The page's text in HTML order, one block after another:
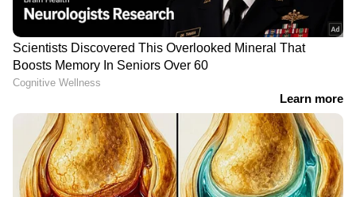
LATEST VIDEOS
ജലനിരപ്പ് കുറഞ്ഞെങ്കിലും ദുരിതം
ഒഴിയാതെ കുട്ടനാട്ടുകാര്‍; വെള്ളം
ഇറങ്ങാൻ ഇനിയും സമയമെടുക്കും